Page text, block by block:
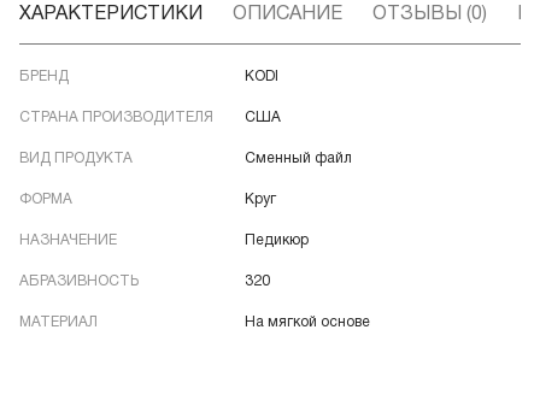
ХАРАКТЕРИСТИКИ ОПИСАНИЕ ОТЗЫВЫ (0)
БРЕНД KODI
СТРАНА ПРОИЗВОДИТЕЛЯ США
ВИД ПРОДУКТА Сменный файл
ФОРМА Круг
НАЗНАЧЕНИЕ Педикюр
АБРАЗИВНОСТЬ 320
МАТЕРИАЛ На мягкой основе